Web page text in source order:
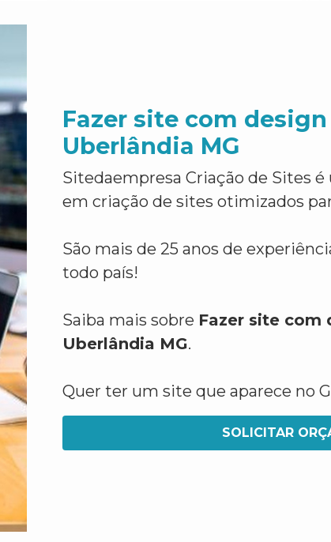
Fazer site com
Uberlândia MG
Sitedaempresa Criação de Sites
em criação de sites otimizados
São mais de 25 anos de
todo país!
Saiba mais sobre Fazer site com
Uberlândia MG.
Quer ter um site que aparece no
SOLICITAR